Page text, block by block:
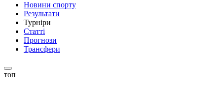
Новини спорту
Результати
Турніри
Статті
Прогнози
Трансфери
топ